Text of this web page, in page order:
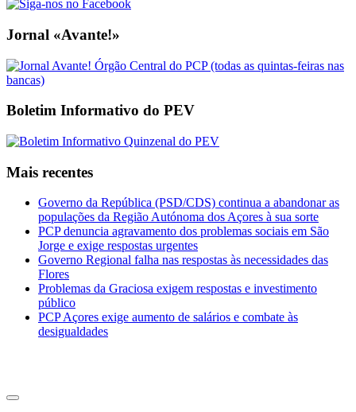
Jornal «Avante!»
Boletim Informativo do PEV
Mais recentes
Governo da República (PSD/CDS) continua a abandonar as
populações da Região Autónoma dos Açores à sua sorte
PCP denuncia agravamento dos problemas sociais em São
Jorge e exige respostas urgentes
Governo Regional falha nas respostas às necessidades das
Flores
Problemas da Graciosa exigem respostas e investimento
público
PCP Açores exige aumento de salários e combate às
desigualdades